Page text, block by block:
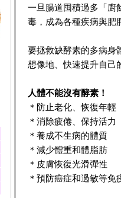
一旦腸道囤積過多「廚
毒，成為各種疾病與肥
要拯救缺酵素的多病身
想像地、快速提升自己
人體不能沒有酵素！
＊防止老化、恢復年輕
＊消除疲倦、保持活力
＊養成不生病的體質
＊減少體重和體脂肪
＊皮膚恢復光滑彈性
＊預防癌症和過敏等免